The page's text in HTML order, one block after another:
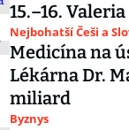
15.–16.
Nejbohatší Češi a
Medicína na
Lékárna Dr.
miliard
Byznys